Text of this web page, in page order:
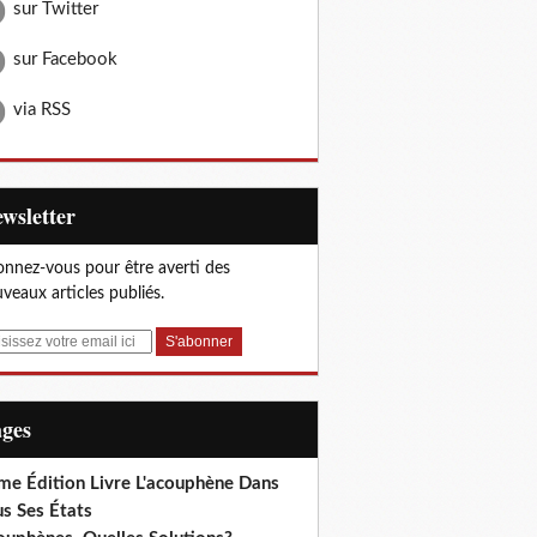
sur Twitter
sur Facebook
via RSS
vous pour être averti des
articles publiés.
Édition Livre L'acouphène Dans
Ses États